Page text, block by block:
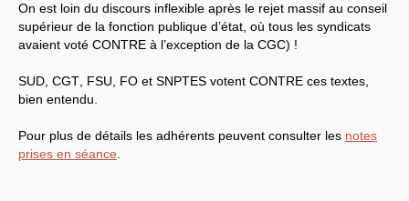
Scientifique - CoNRS
L’actualité de la branche
Année 2025
Année 2022
Année 2021
Année 2019
Année 2018
Année 2017
On est loin du discours inflexible après le rejet massif au conseil
supérieur de la fonction publique d’état, où tous les syndicats
avaient voté CONTRE à l’exception de la CGC) !
SUD CGT FSU FO et SNPTES votent CONTRE ces textes,
bien entendu.
Pour plus de détails les adhérents peuvent consulter les notes
prises en séance